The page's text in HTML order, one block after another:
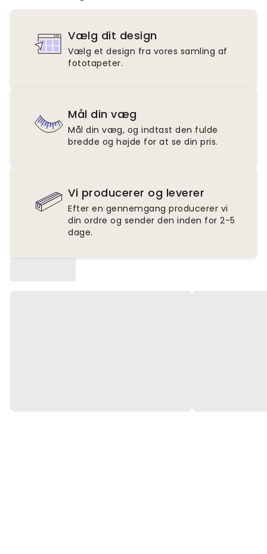
Vælg dit design
Vælg et design fra vores samling af
fototapeter.
Mål din væg
Mål din væg, og indtast den fulde
bredde og højde for at se din pris.
Vi producerer og leverer
Efter en gennemgang producerer vi
din ordre og sender den inden for 2-5
dage.